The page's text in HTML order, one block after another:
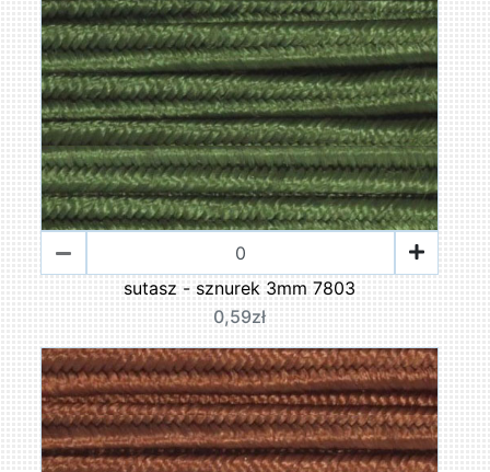
sutasz - sznurek 3mm 7803
0,59zł